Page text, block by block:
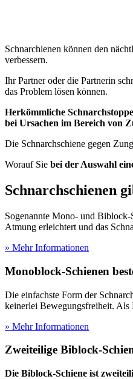
Schnarchienen können den
verbessern.
Ihr Partner oder die Partnerin
das Problem lösen können.
Herkömmliche
bei Ursachen im Bereich von
Die Schnarchschiene gegen
Worauf Sie bei der Auswahl
Schnarchschienen
Sogenannte Mono- und Biblock-
Atmung erleichtert und das
» Mehr Informationen
Monoblock-Schienen
Die einfachste Form der
keinerlei Bewegungsfreiheit. Als
» Mehr Informationen
Zweiteilige Biblock-
Die Biblock-Schiene ist